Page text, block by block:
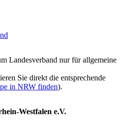
Landesverband nur für allgemeine
Sie direkt die entsprechende
in NRW finden).
Westfalen e.V.